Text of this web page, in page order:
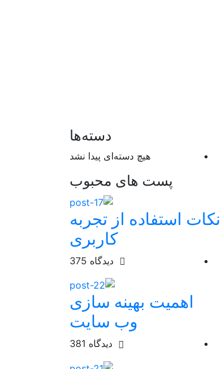
دسته‌ها
هیچ دسته‌ای پیدا نشد
پست های محبوب
نکات استفاده از تجربه
کاربری
دیدگاه 375
اهمیت بهینه سازی
وب سایت
دیدگاه 381